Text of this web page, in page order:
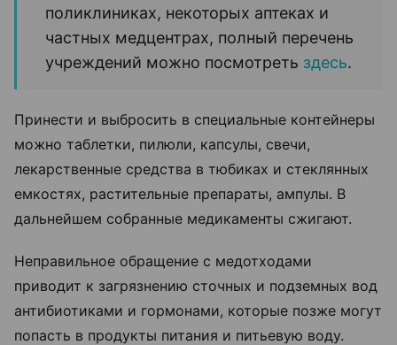
поликлиниках, некоторых аптеках и
частных медцентрах, полный перечень
учреждений можно посмотреть здесь.
Принести и выбросить в специальные контейнеры
можно таблетки, пилюли, капсулы, свечи,
лекарственные средства в тюбиках и стеклянных
емкостях, растительные препараты, ампулы. В
дальнейшем собранные медикаменты сжигают.
Неправильное обращение с медотходами
приводит к загрязнению сточных и подземных вод
антибиотиками и гормонами, которые позже могут
попасть в продукты питания и питьевую воду.